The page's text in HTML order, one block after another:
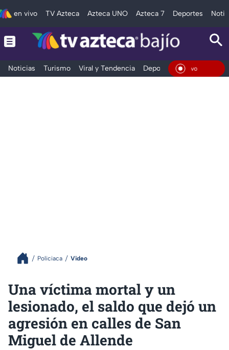
en vivo TV Azteca Azteca UNO Azteca 7 Deportes
Noticias Turismo Viral y Tendencia Deportes Espectáculos
En
Policiaca Video
Una víctima mortal y un
lesionado, el saldo que dejó un
agresión en calles de San
Miguel de Allende